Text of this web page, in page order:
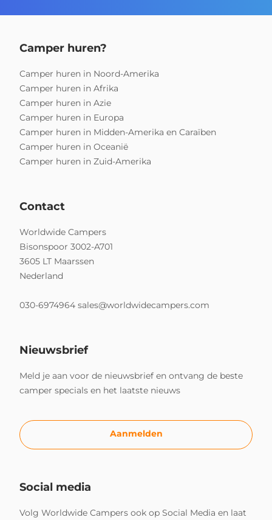
Camper huren?
Camper huren in Noord-Amerika
Camper huren in Afrika
Camper huren in Azie
Camper huren in Europa
Camper huren in Midden-Amerika en Caraïben
Camper huren in Oceanië
Camper huren in Zuid-Amerika
Contact
Worldwide Campers
Bisonspoor 3002-A701
3605 LT Maarssen
Nederland
030-6974964 sales@worldwidecampers.com
Nieuwsbrief
Meld je aan voor de nieuwsbrief en ontvang de beste
camper specials en het laatste nieuws
Aanmelden
Social media
Volg Worldwide Campers ook op Social Media en laat